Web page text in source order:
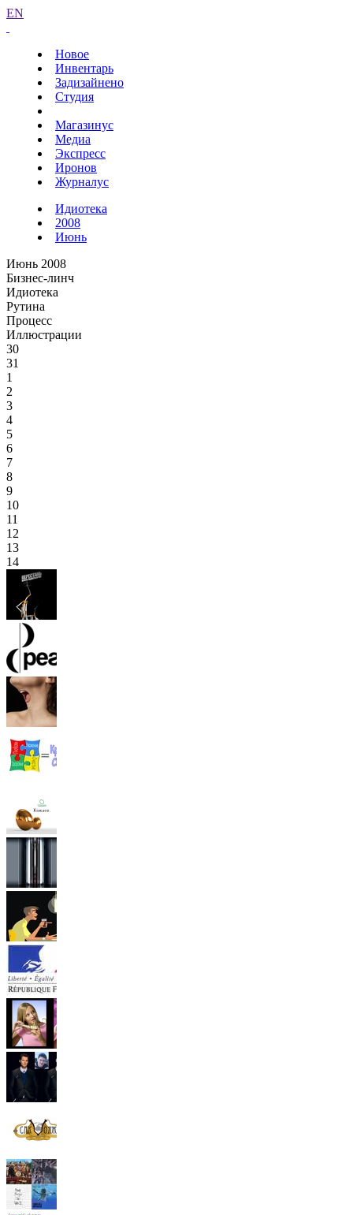
EN
Новое
Инвентарь
Задизайнено
Студия
Магазинус
Медиа
Экспресс
Иронов
Журналус
Идиотека
2008
Июнь
Июнь 2008
Бизнес-линч
Идиотека
Рутина
Процесс
Иллюстрации
30
31
1
2
3
4
5
6
7
8
9
10
11
12
13
14